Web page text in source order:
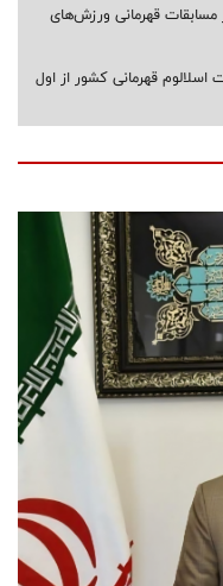
مسابقات قهرمانی ورزش‌های
قهرمانی کشور از اول